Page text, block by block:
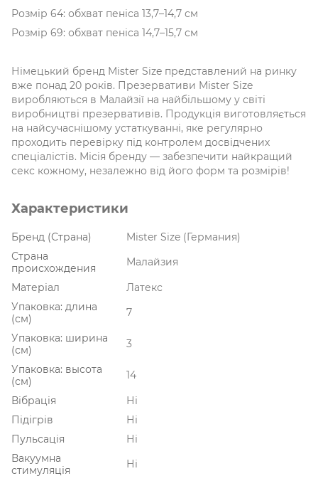
Розмір 64: обхват пеніса 13,7–14,7 см
Розмір 69: обхват пеніса 14,7–15,7 см
Німецький бренд Mister Size представлений на ринку
вже понад 20 років. Презервативи Mister Size
виробляються в Малайзії на найбільшому у світі
виробництві презервативів. Продукція виготовляється
на найсучаснішому устаткуванні, яке регулярно
проходить перевірку під контролем досвідчених
спеціалістів. Місія бренду — забезпечити найкращий
секс кожному, незалежно від його форм та розмірів!
Характеристики
Бренд (Страна)
Mister Size (Германия)
Страна
происхождения
Малайзия
Матеріал
Латекс
Упаковка: длина
(см)
7
Упаковка: ширина
(см)
3
Упаковка: высота
(см)
14
Вібрація
Ні
Підігрів
Ні
Пульсація
Ні
Вакуумна
стимуляція
Ні